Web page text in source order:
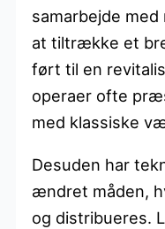
samarbejde
at tiltrække et
ført til en
operaer ofte
med klassiske
Desuden har
ændret måden,
og distribueres.